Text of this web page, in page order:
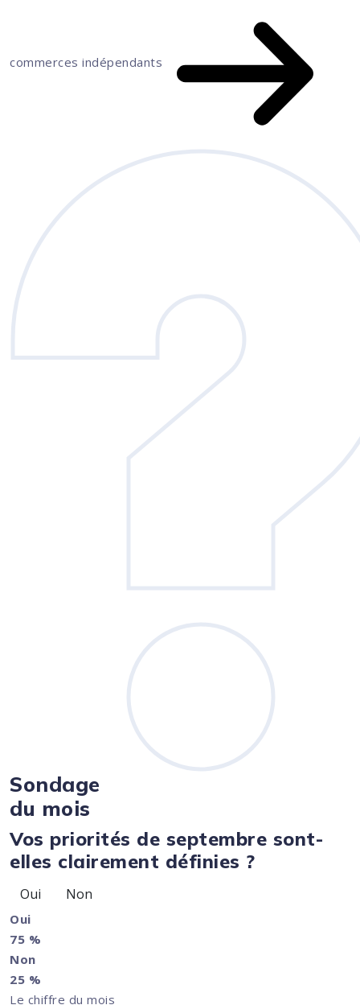
commerces indépendants
Sondage
du mois
Vos priorités de septembre sont-
elles clairement définies ?
Oui Non
Oui
75 %
Non
25 %
Le chiffre du mois